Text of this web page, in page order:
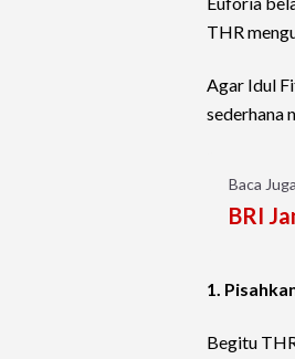
THR
Agar Idul
sederhana
Baca
BRI
1.
Begitu